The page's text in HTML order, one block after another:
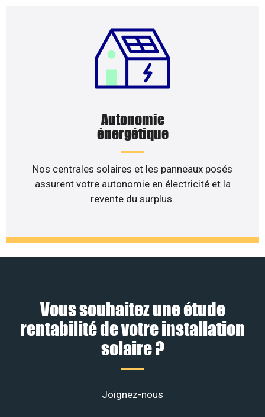
Autonomie
énergétique
Nos centrales solaires et les panneaux posés
assurent votre autonomie en électricité et la
revente du surplus.
Vous souhaitez une étude
rentabilité de votre installation
solaire ?
Joignez-nous